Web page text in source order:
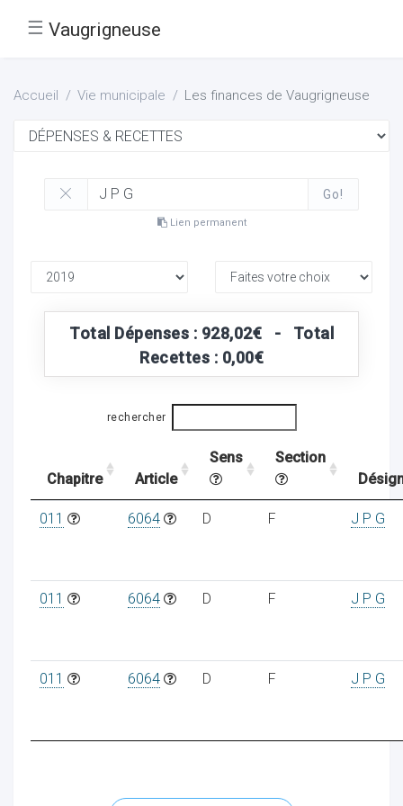
☰ Vaugrigneuse
Accueil Vie municipale Les finances de Vaugrigneuse
Go!
Lien permanent
Total Dépenses : 928,02€ - Total
Recettes : 0,00€
rechercher
Chapitre Article
Sens
Section
011 6064 D F J P G
011 6064 D F J P G
011 6064 D F J P G